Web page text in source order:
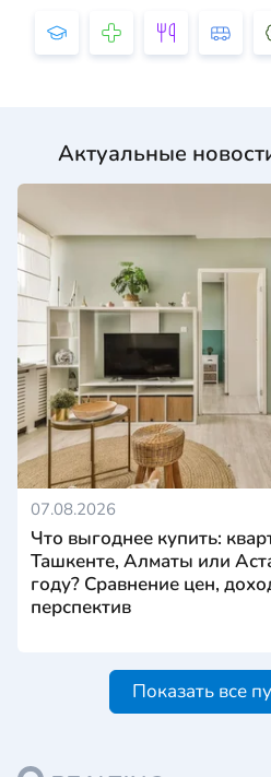
Актуальные
07.08.2026
Что выгоднее купить:
Ташкенте, Алматы или
году? Сравнение цен,
перспектив
Показать все